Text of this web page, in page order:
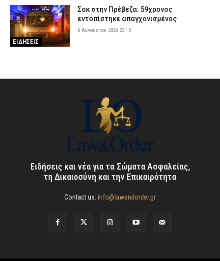
ΕΙΔΗΣΕΙΣ
Σοκ στην Πρέβεζα: 59χρονος
εντοπίστηκε απαγχονισμένος
6 Αυγούστου 2026 23:13
Ειδήσεις και νέα για τα Σώματα Ασφαλείας,
τη Δικαιοσύνη και την Επικαιρότητα
Contact us: info@lawandorder.gr